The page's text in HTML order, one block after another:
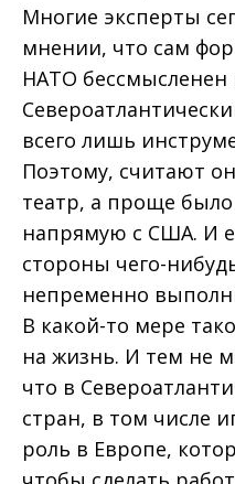
Многие эксперты
мнении, что сам
НАТО бессмысленен
всего лишь
Поэтому, считают
театр, а проще
напрямую с США. И
стороны чего-
непременно
В какой-то мере
на жизнь. И тем не
что в
стран, в том числе
роль в Европе,